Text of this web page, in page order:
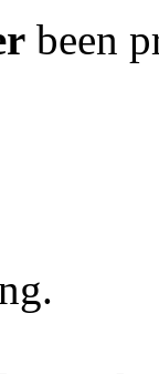
been